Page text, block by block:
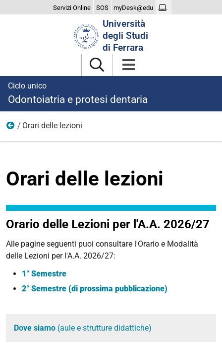
Servizi Online SOS myDesk@edu
Università
degli Studi
di Ferrara
Ciclo unico
Odontoiatria e protesi dentaria
Didattica
Orari delle lezioni
Orari delle lezioni
Orario delle Lezioni per l'A.A. 2026/27
Alle pagine seguenti puoi consultare l'Orario e Modalità
delle Lezioni per l'A.A. 2026/27:
1° Semestre
2° Semestre (di prossima pubblicazione)
Dove siamo (aule e strutture didattiche)